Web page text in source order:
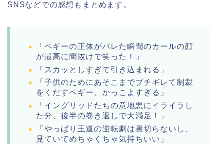
SNSなどでの感想もまとめます。
「ペギーの正体がバレた瞬間のカールの顔
が最高に間抜けで笑った！」
「スカッとしすぎて引き込まれる」
「子供のためにあそこまでブチギレて制裁
をくだすペギー、かっこよすぎる」
「イングリッドたちの意地悪にイライラし
た分、後半の巻き返しで大満足！」
「やっぱり王道の逆転劇は裏切らないし、
見ていてめちゃくちゃ気持ちいい」